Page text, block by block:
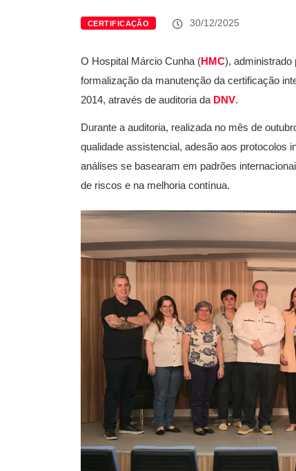
CERTIFICAÇÃO 30/12/2025
O Hospital Márcio Cunha (HMC), administrado
formalização da manutenção da certificação
2014, através de auditoria da DNV.
Durante a auditoria, realizada no mês de
qualidade assistencial, adesão aos protocolos
análises se basearam em padrões
de riscos e na melhoria contínua.